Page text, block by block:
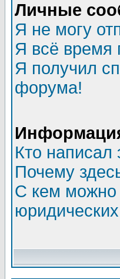
Личные
Я не могу
Я всё время
Я получил
форума!
Кто написал
Почему
С кем можно